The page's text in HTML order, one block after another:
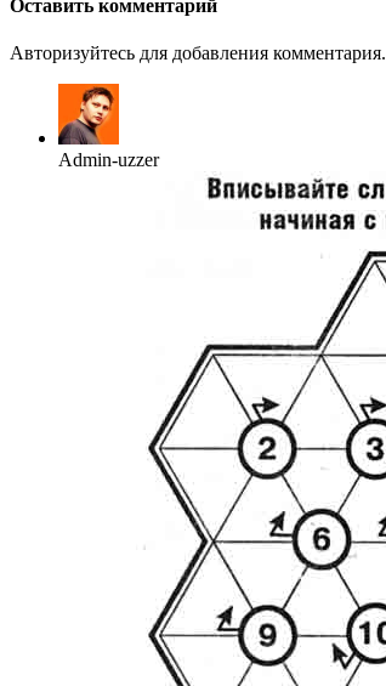
Оставить комментарий
Авторизуйтесь для добавления комментария.
Admin-uzzer